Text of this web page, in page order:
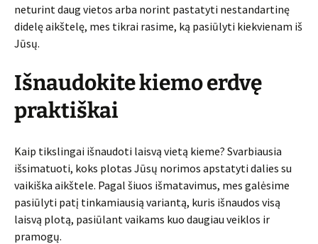
neturint daug vietos arba norint pastatyti nestandartinę
didelę aikštelę, mes tikrai rasime, ką pasiūlyti kiekvienam iš
Jūsų.
Išnaudokite kiemo erdvę
praktiškai
Kaip tikslingai išnaudoti laisvą vietą kieme? Svarbiausia
išsimatuoti, koks plotas Jūsų norimos apstatyti dalies su
vaikiška aikštele. Pagal šiuos išmatavimus, mes galėsime
pasiūlyti patį tinkamiausią variantą, kuris išnaudos visą
laisvą plotą, pasiūlant vaikams kuo daugiau veiklos ir
pramogų.